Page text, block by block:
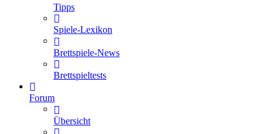
Tipps
Spiele-Lexikon
Brettspiele-News
Brettspieltests
Forum
Übersicht